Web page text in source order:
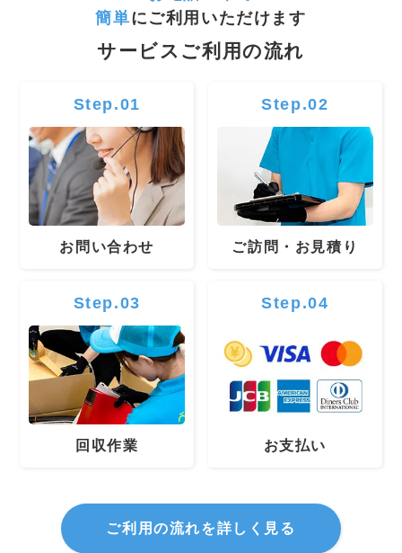
簡単にご利用いただけます
サービスご利用の流れ
Step.01
お問い合わせ
Step.02
ご訪問・お見積り
Step.03
回収作業
Step.04
お支払い
ご利用の流れを詳しく見る